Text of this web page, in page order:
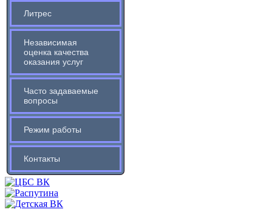
Литрес
Независимая
оценка качества
оказания услуг
Часто задаваемые
вопросы
Режим работы
Контакты